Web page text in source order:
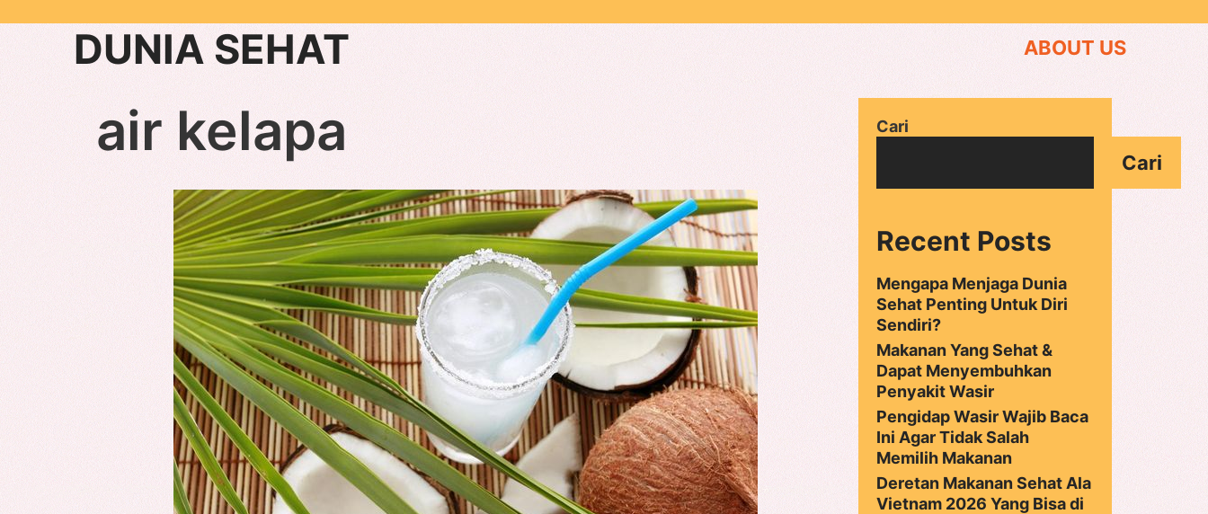
contentDUNIA SEHAT ABOUT US
air kelapa Cari
Cari
Recent Posts
Mengapa Menjaga Dunia
Sehat Penting Untuk Diri
Sendiri?
Makanan Yang Sehat &
Dapat Menyembuhkan
Penyakit Wasir
Pengidap Wasir Wajib Baca
Ini Agar Tidak Salah
Memilih Makanan
Deretan Makanan Sehat Ala
Vietnam 2026 Yang Bisa di